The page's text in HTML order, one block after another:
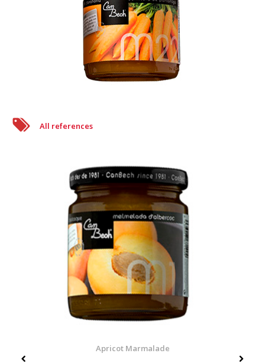
All references
Apricot Marmalade